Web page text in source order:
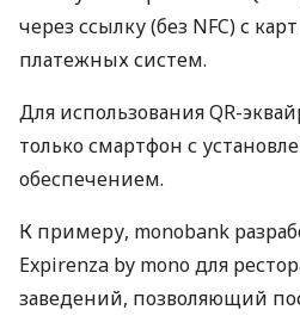
через ссылку (без NFC) с
платежных систем.
Для использования QR-
только смартфон с
обеспечением.
К примеру, monobank
Expirenza by mono для
заведений, позволяющий